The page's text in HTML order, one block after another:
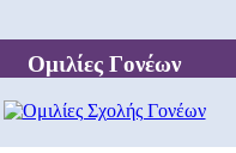
Ομιλίες Γονέων